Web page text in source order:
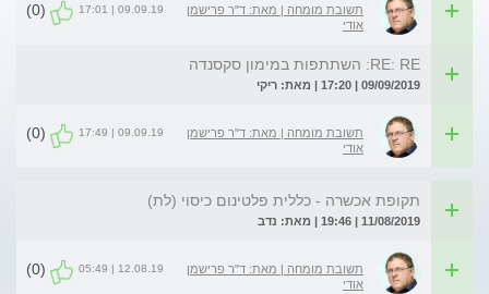
תשובת מומחה | מאת: ד"ר פרישמן
אודי
09.09.19 | 17:01
(0)
RE: RE: השתתפות במימון סקסנדה
09/09/2019 | 17:20 | מאת: ריקי
תשובת מומחה | מאת: ד"ר פרישמן
אודי
09.09.19 | 17:49
(0)
תקופת אכשרה - כללית פלטינום כיסוי (לת)
11/08/2019 | 19:46 | מאת: נדב
תשובת מומחה | מאת: ד"ר פרישמן
אודי
12.08.19 | 05:49
(0)